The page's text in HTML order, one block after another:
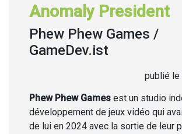
Anomaly President
Phew Phew Games /
GameDev.ist
publié
Phew Phew Games est un studio
développement de jeux vidéo qui
de lui en 2024 avec la sortie de leur